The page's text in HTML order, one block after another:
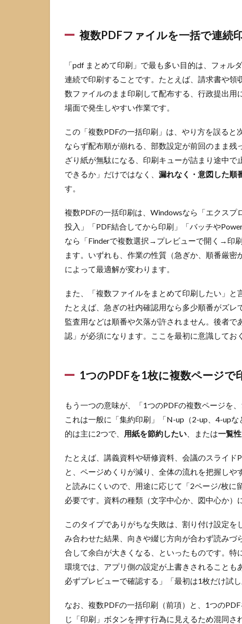
1つの
に複
数ペ
ージ
で印
刷し
1.3
がど
ちら
ェッ
ク
（分
表）
2
PDF
て印刷す
る方法を
Windows
11と10
で選ぶ
でや
クス
プロ
ーか
クリ
ック
安定
るな
らプ
リン
ター
の印
刷キ
入
複数PDFファイルを一括で連続
「pdf まとめて印刷」で最も多い目的は、フォル
連続で印刷することです。たとえば、請求書や
数ファイルのまま印刷して配布する、行政提出
場面で発生しやすい作業です。
この「複数PDFの一括印刷」は、やり方を誤る
ならず配布順が崩れる、部数設定が前回のまま
ざり紙が無駄になる、印刷キューが詰まり途中
できるか」だけではなく、 漏れなく・意図した順
す。
複数PDFの一括印刷は、Windowsなら「エクス
投入」「PDF結合してから印刷」「バッチや
なら「Finderで複数選択→プレビューで開く→印
ます。いずれも、作業の性質（急ぎか、順番厳密
によって最適解が変わります。
また、「複数ファイルをまとめて印刷したい」と
たとえば、急ぎの社内確認用なら多少順番がズ
監査用などは順番や欠落が許されません。後者
認」が必須になります。ここを最初に意識してお
1つのPDFを1枚に複数ページで
もう一つの意味が、「1つのPDFの複数ページを
これは一般に「集約印刷」「N-up（2-up、4-up
的は主に2つで、
用紙を節約したい 、または一覧
たとえば、講義資料や研修資料、会議のスライ
と、ページめくりが減り、全体の流れを把握し
と読みにくいので、用途に応じて「2ページ/枚
必要です。資料の種類（文字中心か、図中心か）
このタイプでありがちな失敗は、割り付け設定
み合わせた結果、向きや綴じ方向が合わず読み
合して余白が大きくなる、といったものです。特
環境では、アプリ側の設定が上書きされること
必ずプレビューで確認する」「最初は1枚だけ試
なお、複数PDFの一括印刷（前項）と、1つの
じ「印刷」ボタンを押す行為に見えるため混同さ